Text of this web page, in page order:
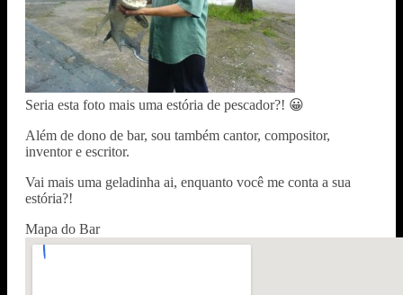
Seria esta foto mais uma estória de pescador?! 😀
Além de dono de bar, sou também cantor, compositor,
inventor e escritor.
Vai mais uma geladinha ai, enquanto você me conta a sua
estória?!
Mapa do Bar